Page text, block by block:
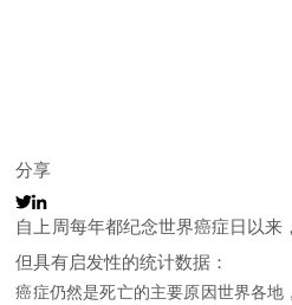
分享
自上周每年都纪念世界癌症日以
但具有启发性的统计数据：
癌症仍然是死亡的主要原因世界各